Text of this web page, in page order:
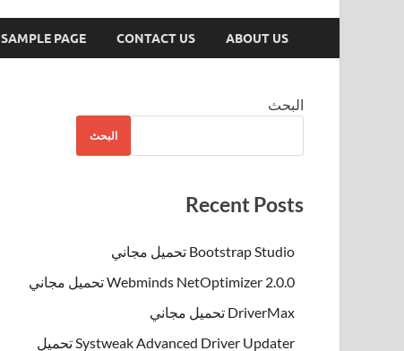
ABOUT US
CONTACT US
SAMPLE PAGE
البحث
البحث
Recent Posts
Bootstrap Studio تحميل مجاني
Webminds NetOptimizer 2.0.0 تحميل مجاني
DriverMax تحميل مجاني
Systweak Advanced Driver Updater تحميل